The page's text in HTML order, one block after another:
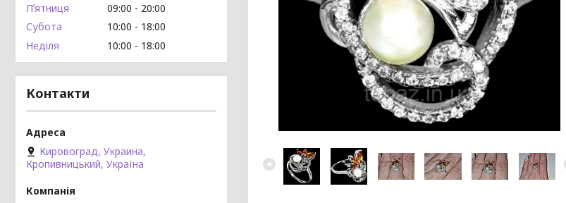
Пʼятниця
09:00
20:00
Субота
10:00
18:00
Неділя
10:00 18:00
Контакти
Кировоград, Украина,
Кропивницький, Україна